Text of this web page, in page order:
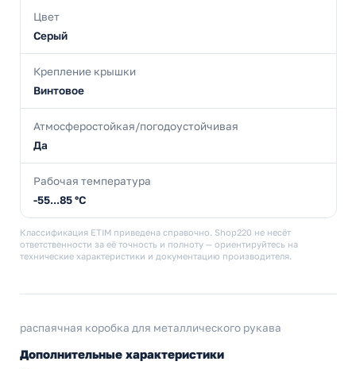
Цвет
Серый
Крепление крышки
Винтовое
Атмосферостойкая/погодоустойчивая
Да
Рабочая температура
-55...85 °C
Классификация ETIM приведена справочно. Shop220 не несёт
ответственности за её точность и полноту — ориентируйтесь на
технические характеристики и документацию производителя.
распаячная коробка для металлического рукава
Дополнительные характеристики